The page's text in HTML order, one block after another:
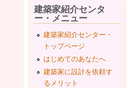
建築家紹介センタ
ー・メニュー
建築家紹介センター・
トップページ
はじめてのあなたへ
建築家に設計を依頼す
るメリット